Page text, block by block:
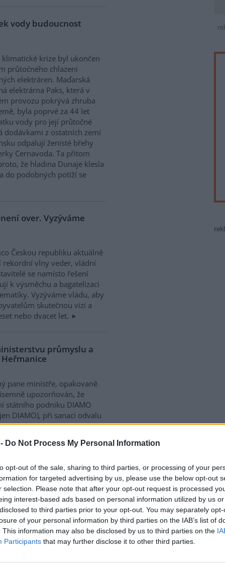
Do Not Process My Personal Information
opt-out of the sale, sharing to third parties, or processing of your
for targeted advertising by us, please use the below opt-out
selection. Please note that after your opt-out request is processed
interest-based ads based on personal information utilized by us
to third parties prior to your opt-out. You may separately
of your personal information by third parties on the IAB’s list of
This information may also be disclosed by us to third parties on the
Participants that may further disclose it to other third parties.
vody budoucnost
klimatické krize byl ukončen
průtočného chlazení
elektráren. Maďarská
elektrárna Paks, která v
provozu pokrývá zhruba
byla poprvé za 44 let
vody pro její průtočné
dodávkami z ostatních zemí
odpalují ženisté břehy
Cernavoda. Ta přitom
že hladina Dunaje klesla
do podobných potíží se
over. Vyzýváme
Českou republiku aktuálně
rekordní vlny veder, vládní
se namísto řešení
k výsměchu a bagatelizaci
Vyzýváme vládu, aby
skutečnou vizi a
nebo dvacet let.
průmyslu a
pane ministře, opakovaně
upozorňován, že
státního podniku DIAMO
DIAMO), při sanaci odvalu
ohrožuje životní
Tento fakt je potvrzen
správy a proto tentokrát
nevyřeší jen nová
stávajících
380 tisíc domácností v
potřebuje cenově dostupné